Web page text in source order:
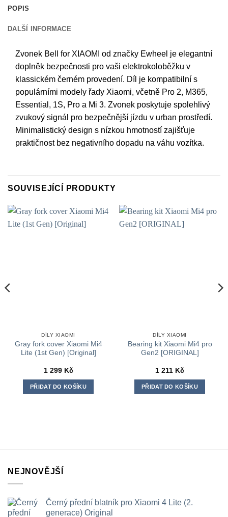
POPIS
DALŠÍ INFORMACE
Zvonek Bell for XIAOMI od značky Ewheel je elegantní
doplněk bezpečnosti pro vaši elektrokoloběžku v
klassickém černém provedení. Díl je kompatibilní s
populárními modely řady Xiaomi, včetně Pro 2, M365,
Essential, 1S, Pro a Mi 3. Zvonek poskytuje spolehlivý
zvukový signál pro bezpečnější jízdu v urban prostředí.
Minimalistický design s nízkou hmotností zajišťuje
praktičnost bez negativního dopadu na váhu vozítka.
SOUVISEJÍCÍ PRODUKTY
DÍLY XIAOMI
Gray fork cover Xiaomi Mi4
Lite (1st Gen) [Original]
1 299 Kč
PŘIDAT DO KOŠÍKU
DÍLY XIAOMI
Bearing kit Xiaomi Mi4 pro
Gen2 [ORIGINAL]
1 211 Kč
PŘIDAT DO KOŠÍKU
NEJNOVĚJŠÍ
Černý přední blatník pro Xiaomi 4 Lite (2.
generace) Original